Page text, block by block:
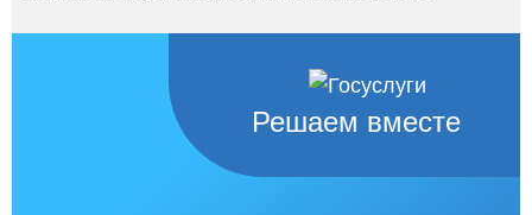
Решаем вместе